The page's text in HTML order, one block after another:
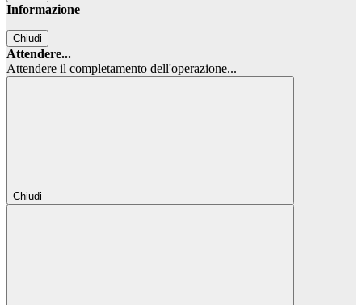
Informazione
Chiudi
Attendere...
Attendere il completamento dell'operazione...
Chiudi